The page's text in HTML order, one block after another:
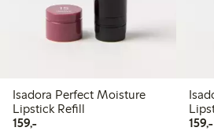
Isadora Perfect Moisture
Lipstick Refill
159,-159,00 kr
159,-